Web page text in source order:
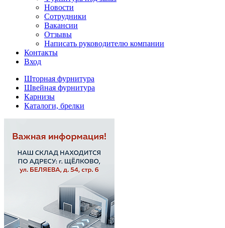
Новости
Сотрудники
Вакансии
Отзывы
Написать руководителю компании
Контакты
Вход
Шторная фурнитура
Швейная фурнитура
Карнизы
Каталоги, брелки